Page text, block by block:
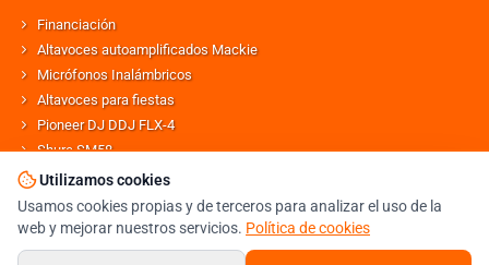
Financiación
Altavoces autoamplificados Mackie
Micrófonos Inalámbricos
Altavoces para fiestas
Pioneer DJ DDJ FLX-4
Shure SM58
Altavoces Behringer
TIENDA DJ ESPECIALISTA EN SONIDO E ILUMINACIÓN PROFESIONAL
Utilizamos cookies
Usamos cookies propias y de terceros para analizar el uso de la
web y mejorar nuestros servicios. Política de cookies